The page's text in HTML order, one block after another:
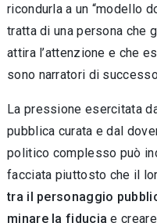
ricondurla a un “modello
tratta di una persona che
attira l’attenzione e che
sono narratori di
La pressione esercitata
pubblica curata e dal
politico com­plesso può
facciata piuttosto che il
tra il personaggio
minare la fiducia e